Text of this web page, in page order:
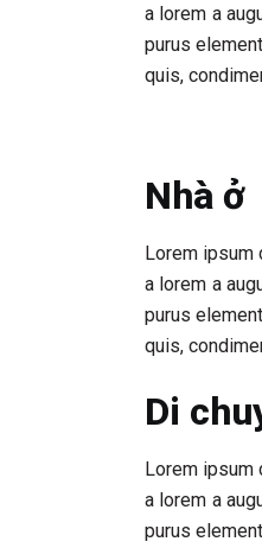
a lorem a
purus
quis,
Nhà ở
Lorem ipsum
a lorem a
purus
quis,
Di
Lorem ipsum
a lorem a
purus